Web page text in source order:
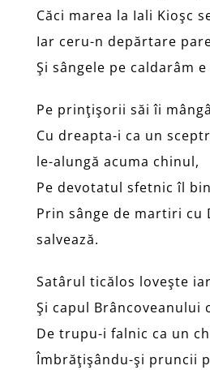
Căci marea la Iali Kioşc
Iar ceru-n depărtare
Şi sângele pe caldarâm
Pe prinţişorii săi îi
Cu dreapta-i ca un
le-alungă acuma chinul,
Pe devotatul sfetnic îl
Prin sânge de martiri cu
salvează.
Satârul ticălos loveşte
Şi capul Brâncoveanului
De trupu-i falnic ca un
Îmbrăţişându-şi pruncii